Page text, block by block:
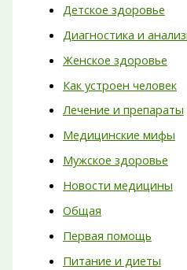
Детское здоровье
Диагностика и
Женское здоровье
Как устроен человек
Лечение и препараты
Медицинские мифы
Мужское здоровье
Новости медицины
Общая
Первая помощь
Питание и диеты